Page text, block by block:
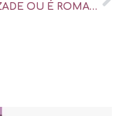
É AMIZADE OU É ROMANCE? QUANDO A DÚVIDA VIRA UMA COMPANHIA CONSTANTE – UOL UNIVERSA